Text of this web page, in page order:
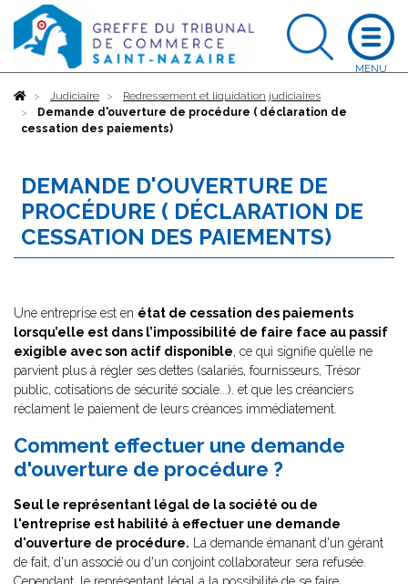
AccueilJudiciaire
Redressement et liquidation judiciaires
Demande d'ouverture de procédure ( déclaration de
cessation des paiements)
DEMANDE D'OUVERTURE DE
PROCÉDURE ( DÉCLARATION DE
CESSATION DES PAIEMENTS)
Une entreprise est en état de cessation des paiements
lorsqu’elle est dans l’impossibilité de faire face au passif
exigible avec son actif disponible, ce qui signifie qu’elle ne
parvient plus à régler ses dettes (salariés, fournisseurs, Trésor
public, cotisations de sécurité sociale...). et que les créanciers
réclament le paiement de leurs créances immédiatement.
Comment effectuer une demande
d'ouverture de procédure ?
Seul le représentant légal de la société ou de
l'entreprise est habilité à effectuer une demande
d'ouverture de procédure. La demande émanant d'un gérant
de fait, d'un associé ou d'un conjoint collaborateur sera refusée.